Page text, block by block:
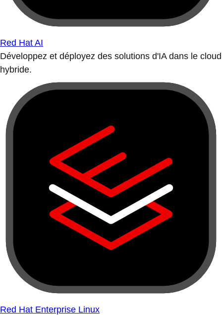
Red Hat AI
Développez et déployez des solutions d'IA dans le cloud
hybride.
Red Hat Enterprise Linux